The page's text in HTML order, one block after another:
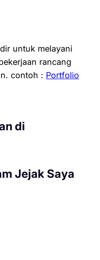
untuk melayani
rancang
contoh : Portfolio
di
Jejak Saya